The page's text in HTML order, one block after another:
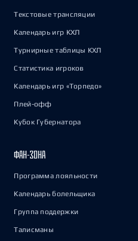
Текстовые трансляции
Календарь игр КХЛ
Турнирные таблицы КХЛ
Статистика игроков
Календарь игр «Торпедо»
Плей-офф
Кубок Губернатора
ФАН-ЗОНА
Программа лояльности
Календарь болельщика
Группа поддержки
Талисманы